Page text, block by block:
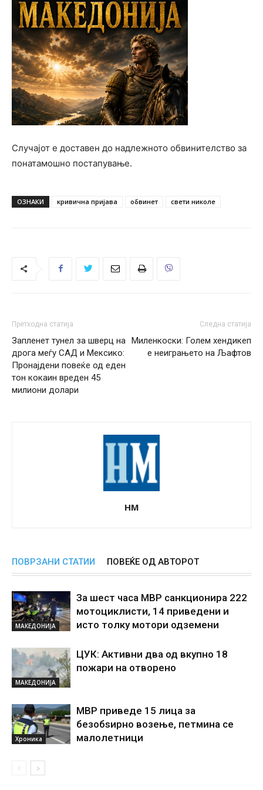
Случајот е доставен до надлежното обвинителство за
понатамошно постапување.
ОЗНАКИ кривична пријава обвинет свети николе
Претходна статија
Запленет тунел за шверц на
дрога меѓу САД и Мексико:
Пронајдени повеќе од еден
тон кокаин вреден 45
милиони долари
Следна статија
Миленкоски: Голем хендикеп
е неиграњето на Љафтов
НМ
ПОВРЗАНИ СТАТИИ ПОВЕЌЕ ОД АВТОРОТ
МАКЕДОНИЈА
За шест часа МВР санкционира 222
мотоциклисти, 14 приведени и
исто толку мотори одземени
МАКЕДОНИЈА
ЦУК: Активни два од вкупно 18
пожари на отворено
Хроника
МВР приведе 15 лица за
безобѕирно возење, петмина се
малолетници